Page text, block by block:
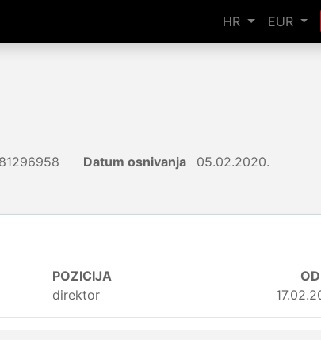
HR EUR
Datum osnivanja 05.02.2020.
POZICIJA OD
direktor